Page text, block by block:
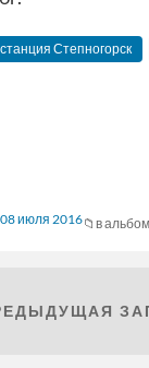
станция Степногорск
июля 2016 в альбом